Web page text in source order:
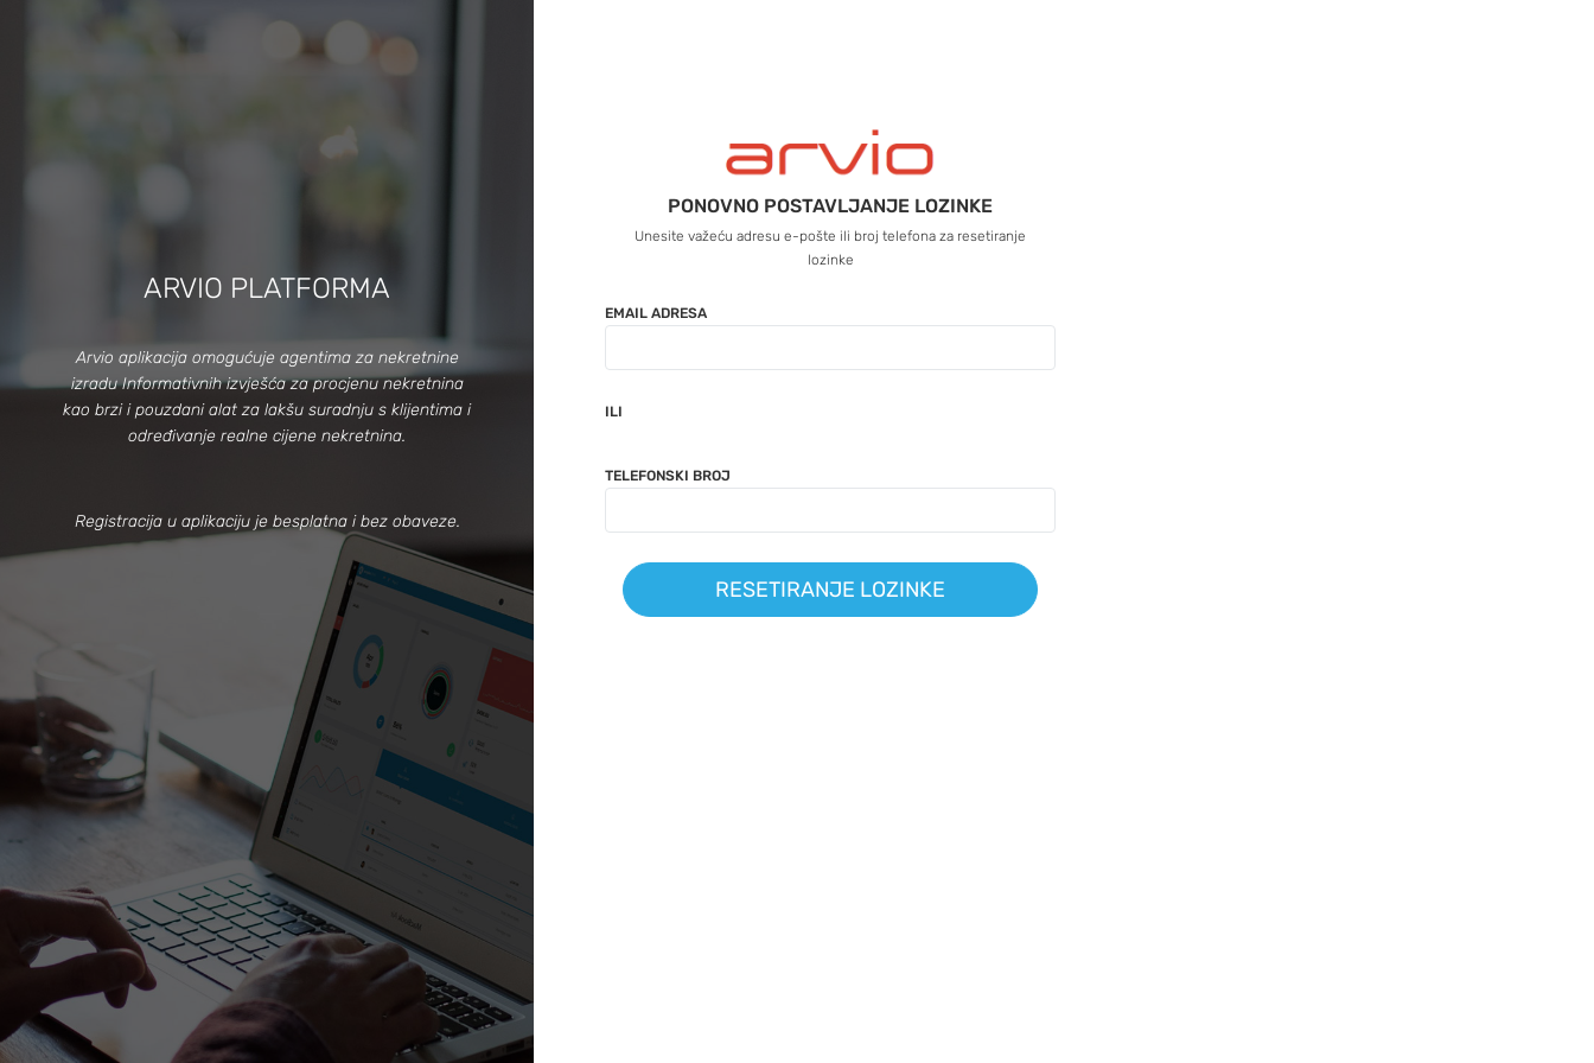
ARVIO PLATFORMA
Arvio aplikacija omogućuje agentima za nekretnine
izradu Informativnih izvješća za procjenu nekretnina
kao brzi i pouzdani alat za lakšu suradnju s klijentima i
određivanje realne cijene nekretnina.
Registracija u aplikaciju je besplatna i bez obaveze.
PONOVNO POSTAVLJANJE LOZINKE
Unesite važeću adresu e-pošte ili broj telefona za resetiranje
lozinke
EMAIL ADRESA
ILI
TELEFONSKI BROJ
RESETIRANJE LOZINKE